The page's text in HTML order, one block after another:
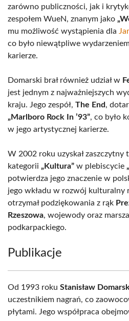
zarówno publiczności, jak i
zespołem WueN, znanym jako
mu możliwość wystąpienia dla
co było niewątpliwe
karierze.
Domarski brał również udział w
jest jednym z najważniejszych
kraju. Jego zespół, The End,
„Marlboro Rock In ’93”, co było
w jego artystycznej karierze.
W 2002 roku uzyskał zaszczytny
kategorii „Kultura” w plebiscycie
potwierdza jego znaczenie w
jego wkładu w rozwój kulturalny
otrzymał podziękowania z rąk
Rzeszowa, wojewody oraz
podkarpackiego.
Publikacje
Od 1993 roku Stanisław
uczestnikiem nagrań, co
płytami. Jego współpraca